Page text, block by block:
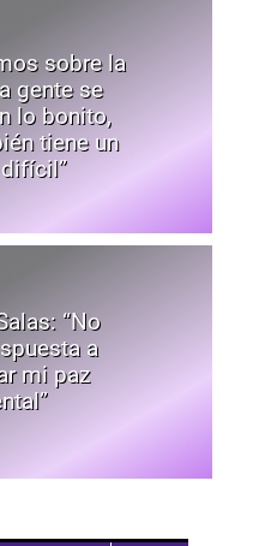
sobre la
gente se
lo bonito,
tiene un
“No
a
mi paz